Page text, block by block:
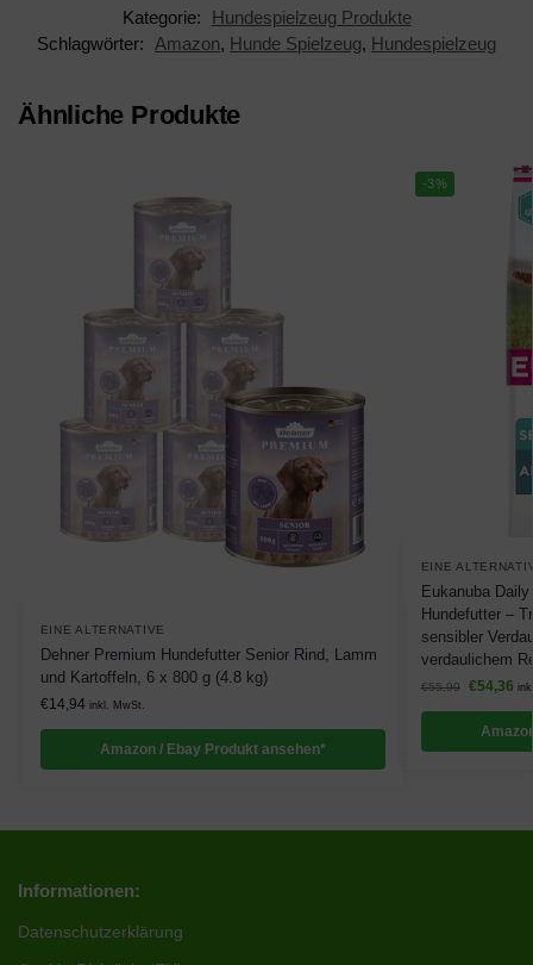
Kategorie:
Hundespielzeug Produkte
Schlagwörter:
Amazon, Hunde Spielzeug, Hundespielzeug
Ähnliche Produkte
EINE ALTERNATIVE
Dehner Premium Hundefutter Senior Rind, Lamm
und Kartoffeln, 6 x 800 g (4.8 kg)
€14,94 inkl. MwSt.
Amazon / Ebay Produkt ansehen*
-3%
EINE
Eukanuba
Hundefutter –
sensibler
verdaulichem
€55,99 €54,36
Informationen:
Datenschutzerklärung